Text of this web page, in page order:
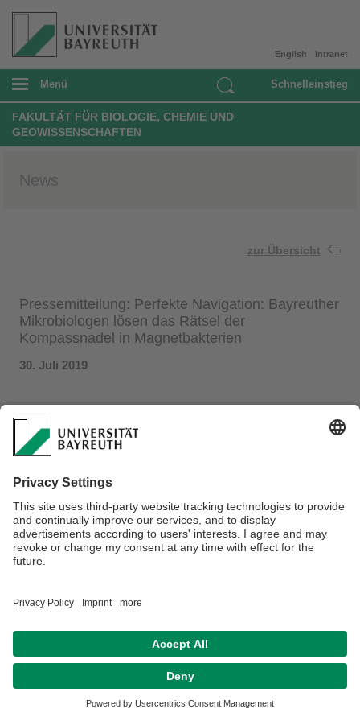
Intranet
English
Menü Schnelleinstieg
FAKULTÄT FÜR BIOLOGIE, CHEMIE UND
GEOWISSENSCHAFTEN
News
zur Übersicht
Pressemitteilung: Perfekte Navigation: Bayreuther
Mikrobiologen lösen das Rätsel der
Kompassnadel in Magnetbakterien
30. Juli 2019
Kontakt
Barrierefreiheitserklärung